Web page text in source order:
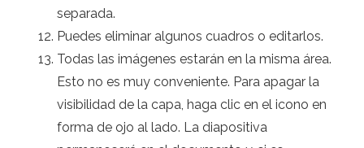
separada.
Puedes eliminar algunos cuadros o editarlos.
Todas las imágenes estarán en la misma área.
Esto no es muy conveniente. Para apagar la
visibilidad de la capa, haga clic en el icono en
forma de ojo al lado. La diapositiva